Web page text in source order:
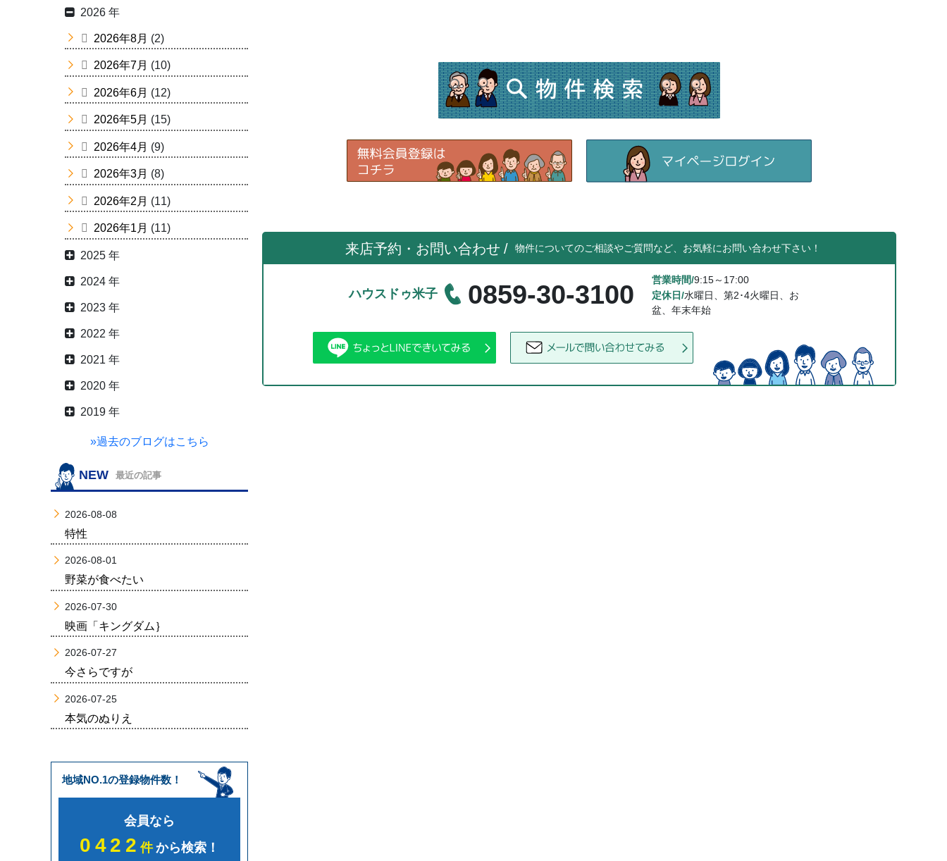
来店予約・お問い合わせ / 物件についてのご相談やご質問など、お気軽にお問い合わせ下さい！
ハウスドゥ米子 0859-30-3100 営業時間/9:15～17:00
定休日/水曜日、第2･4火曜日、お
盆、年末年始
2026 年
2026年8月 (2)
2026年7月 (10)
2026年6月 (12)
2026年5月 (15)
2026年4月 (9)
2026年3月 (8)
2026年2月 (11)
2026年1月 (11)
2025 年
2024 年
2023 年
2022 年
2021 年
2020 年
2019 年
»過去のブログはこちら
NEW 最近の記事
2026-08-08
特性
2026-08-01
野菜が食べたい
2026-07-30
映画「キングダム｝
2026-07-27
今さらですが
2026-07-25
本気のぬりえ
地域NO.1の登録物件数！
会員なら
0422件から検索！